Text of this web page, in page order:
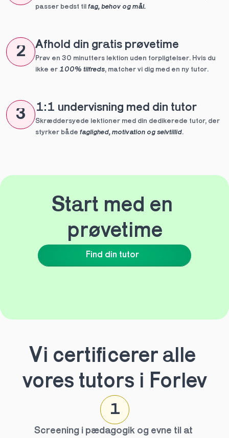
passer bedst til fag, behov og mål.
2 Afhold din gratis prøvetime
Prøv en 30 minutters lektion uden forpligtelser. Hvis du
ikke er 100% tilfreds, matcher vi dig med en ny tutor.
3 1:1 undervisning med din tutor
Skræddersyede lektioner med din dedikerede tutor, der
styrker både faglighed, motivation og selvtillid.
Find din tutor
Start med en
prøvetime
Vi certificerer alle
vores tutors i Forlev
1
Screening i pædagogik og evne til at